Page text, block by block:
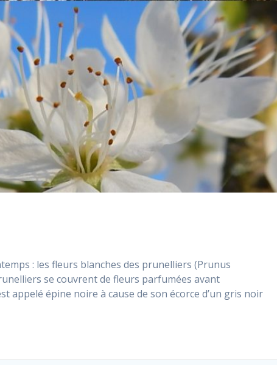
: les fleurs blanches des prunelliers (Prunus
se couvrent de fleurs parfumées avant
appelé épine noire à cause de son écorce d’un gris noir